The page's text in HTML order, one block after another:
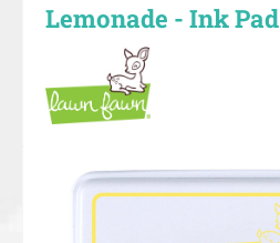
Lemonade - Ink Pad
Bildergalerie überspringen